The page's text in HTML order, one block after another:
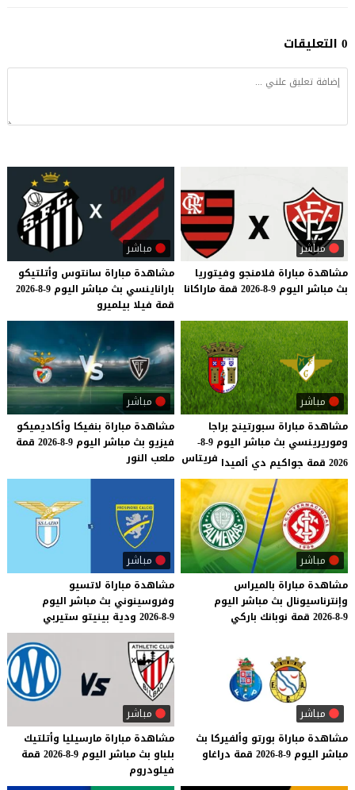
0 التعليقات
مباشر
مشاهدة مباراة فلامنجو وفيتوريا
بث مباشر اليوم 9-8-2026 قمة ماراكانا
مباشر
مشاهدة مباراة سانتوس وأتلتيكو
باراناينسي بث مباشر اليوم 9-8-2026
قمة فيلا بيلميرو
مباشر
مشاهدة مباراة سبورتينج براجا
وموريرينسي بث مباشر اليوم 9-8-
2026 قمة جواكيم دي ألميدا
فريتاس
مباشر
مشاهدة مباراة بنفيكا وأكاديميكو
فيزيو بث مباشر اليوم 9-8-2026
قمة
ملعب النور
مباشر
مشاهدة مباراة بالميراس
وإنترناسيونال بث مباشر اليوم
9-8-2026
قمة نوبانك باركي
مباشر
مشاهدة مباراة لاتسيو
وفروسينوني بث مباشر اليوم
9-8-2026
ودية بينيتو ستيربي
مباشر
مشاهدة مباراة بورتو وألفيركا بث
مباشر اليوم 9-8-2026 قمة دراغاو
مباشر
مشاهدة مباراة مارسيليا وأتلتيك
بلباو بث مباشر اليوم 9-8-2026
قمة
فيلودروم